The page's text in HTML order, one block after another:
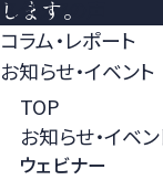
スタッフの声
コラム・レポート
お知らせ・イベント
します。
TOP
お知らせ・イベン
ウェビナー